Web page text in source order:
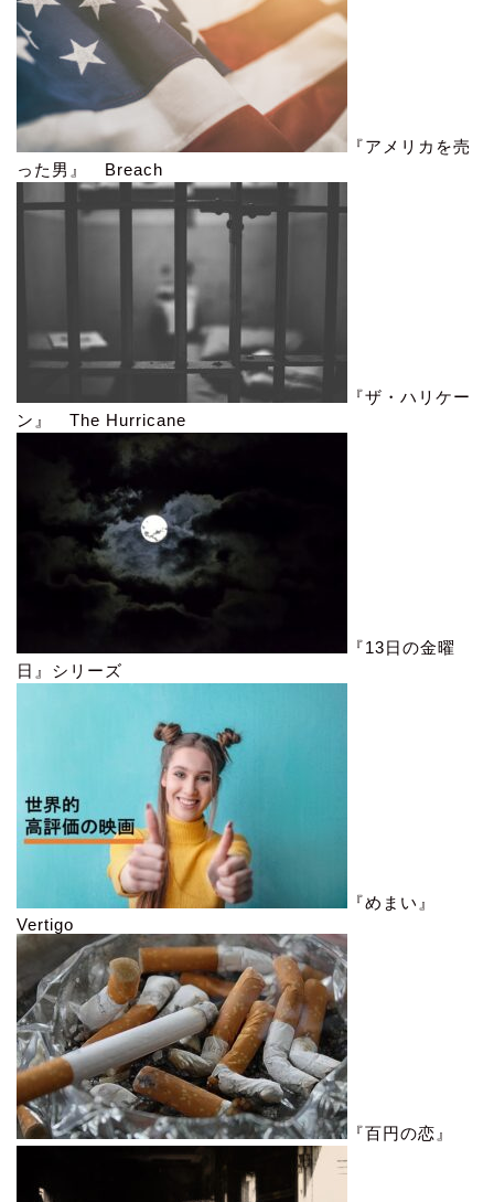
『アメリカを売
った男』 Breach
『ザ・ハリケー
ン』 The Hurricane
『13日の金曜
日』シリーズ
『めまい』
Vertigo
『百円の恋』